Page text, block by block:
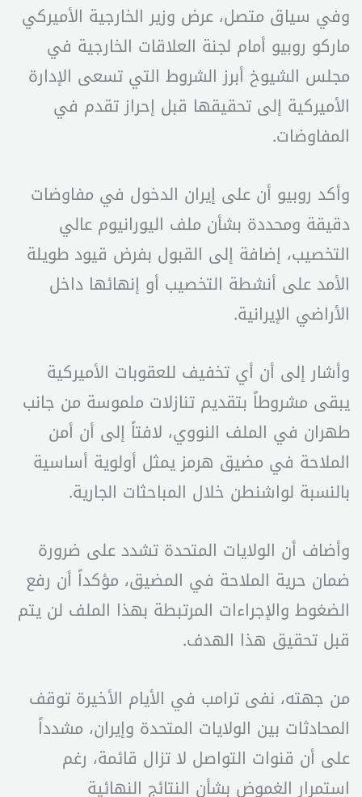
وفي سياق متصل، عرض وزير الخارجية الأميركي
ماركو روبيو أمام لجنة العلاقات الخارجية في
مجلس الشيوخ أبرز الشروط التي تسعى الإدارة
الأميركية إلى تحقيقها قبل إحراز تقدم في
المفاوضات.
وأكد روبيو أن على إيران الدخول في مفاوضات
دقيقة ومحددة بشأن ملف اليورانيوم عالي
التخصيب، إضافة إلى القبول بفرض قيود طويلة
الأمد على أنشطة التخصيب أو إنهائها داخل
الأراضي الإيرانية.
وأشار إلى أن أي تخفيف للعقوبات الأميركية
يبقى مشروطاً بتقديم تنازلات ملموسة من جانب
طهران في الملف النووي، لافتاً إلى أن أمن
الملاحة في مضيق هرمز يمثل أولوية أساسية
بالنسبة لواشنطن خلال المباحثات الجارية.
وأضاف أن الولايات المتحدة تشدد على ضرورة
ضمان حرية الملاحة في المضيق، مؤكداً أن رفع
الضغوط والإجراءات المرتبطة بهذا الملف لن يتم
قبل تحقيق هذا الهدف.
من جهته، نفى ترامب في الأيام الأخيرة توقف
المحادثات بين الولايات المتحدة وإيران، مشدداً
على أن قنوات التواصل لا تزال قائمة، رغم
استمرار الغموض بشأن النتائج النهائية